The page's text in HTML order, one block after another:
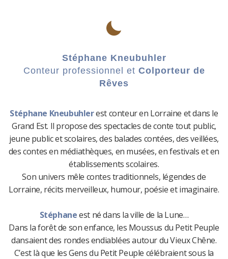
Stéphane Kneubuhler
Conteur professionnel et Colporteur de
Rêves
Stéphane Kneubuhlerest conteur en Lorraine et dans le
Grand Est. Il propose des spectacles de conte tout public,
jeune public et scolaires, des balades contées, des veillées,
des contes en médiathèques, en musées, en festivals et en
établissements scolaires.
Son univers mêle contes traditionnels, légendes de
Lorraine, récits merveilleux, humour, poésie et imaginaire.
Stéphaneest né dans la ville de la Lune…
Dans la forêt de son enfance, les Moussus du Petit Peuple
dansaient des rondes endiablées autour du Vieux Chêne.
C’est là que les Gens du Petit Peuple célébraient sous la